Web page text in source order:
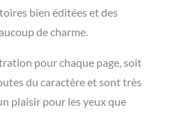
bien éditées et des
de charme.
pour chaque page, soit
du caractère et sont très
plaisir pour les yeux que